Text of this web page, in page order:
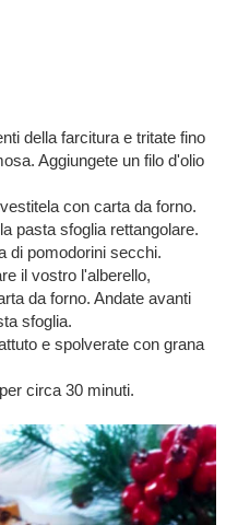
della farcitura e tritate fino
Aggiungete un filo d'olio
con carta da forno.
pasta sfoglia rettangolare.
di pomodorini secchi.
il vostro l'alberello,
da forno. Andate avanti
sfoglia.
e spolverate con grana
circa 30 minuti.